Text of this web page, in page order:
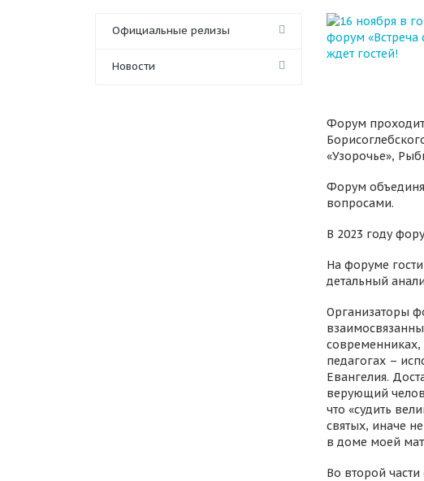
Официальные релизы
Новости
Форум
«Узорочье»,
Форум
вопросами.
В 2023 году
На форуме
детальный
Организаторы
педагогах –
Евангелия.
верующий
что «судить
святых, иначе
в доме моей
Во второй